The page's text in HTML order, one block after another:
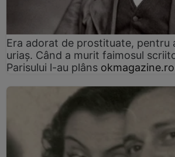
Era adorat de prostituate, pentru
uriaș. Când a murit faimosul
Parisului l-au plâns okmagazine.ro